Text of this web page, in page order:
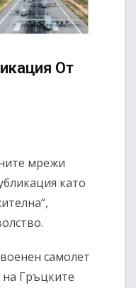
От
мрежи
като
самолет
на Гръцките